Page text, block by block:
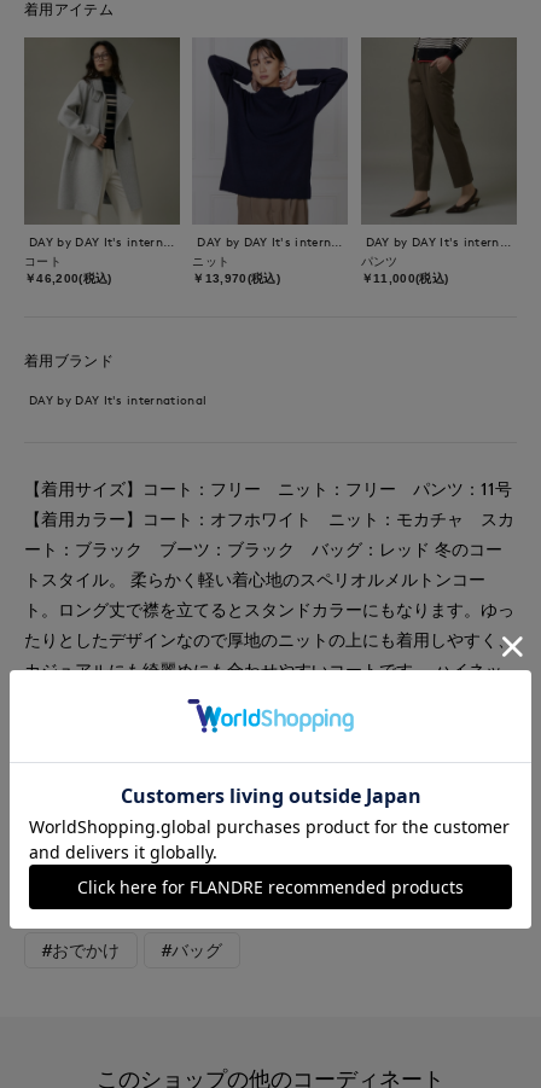
着用アイテム
コート
￥46,200(税込)
ニット
￥13,970(税込)
パンツ
￥11,000(税込)
着用ブランド
DAY by DAY It's international
【着用サイズ】コート：フリー ニット：フリー パンツ：11号
【着用カラー】コート：オフホワイト ニット：モカチャ スカ
ート：ブラック ブーツ：ブラック バッグ：レッド 冬のコー
トスタイル。 柔らかく軽い着心地のスペリオルメルトンコー
ト。ロング丈で襟を立てるとスタンドカラーにもなります。ゆっ
たりとしたデザインなので厚地のニットの上にも着用しやすく、
カジュアルにも綺麗めにも合わせやすいコートです。 ハイネッ
クのカシミヤ混ニットは薄手で暖かく、寒くなるシーズンのトッ
プスにぴったりの一着。シンプルなデザインでヒップも隠れる着
丈なのですっきりとしたパンツとも合わせやすくお勧めです。
#コート #ニット #パンツ #通勤・仕事
#オフィスカジュアル #休日 #ウール
#カシミヤ #新作 #骨格ストレート #旅行
#おでかけ #バッグ
このショップの他のコーディネート